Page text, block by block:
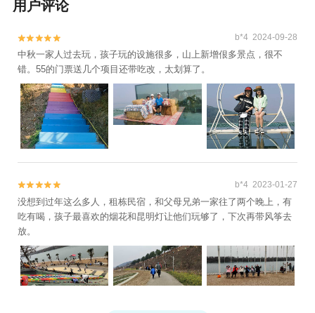
用户评论

 b*4 2024-09-28
中秋一家人过去玩，孩子玩的设施很多，山上新增佷多景点，很不
错。55的门票送几个项目还带吃改，太划算了。

 b*4 2023-01-27
没想到过年这么多人，租栋民宿，和父母兄弟一家往了两个晚上，有
吃有喝，孩子最喜欢的烟花和昆明灯让他们玩够了，下次再带风筝去
放。